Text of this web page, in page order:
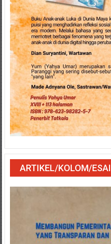
ARTIKEL/KOLOM/ESAI